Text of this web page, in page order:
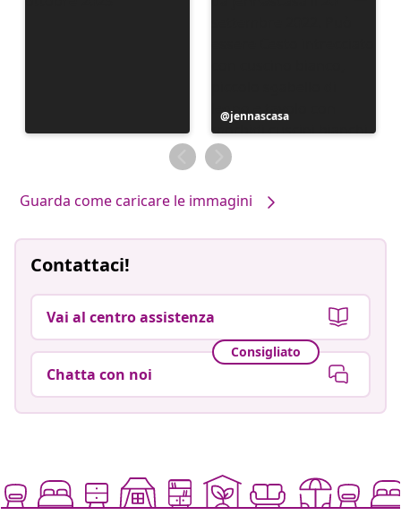
Post
pubblicato
da
jennascasa
Guarda come caricare le immagini
Contattaci!
Vai al centro assistenza
Consigliato
Chatta con noi